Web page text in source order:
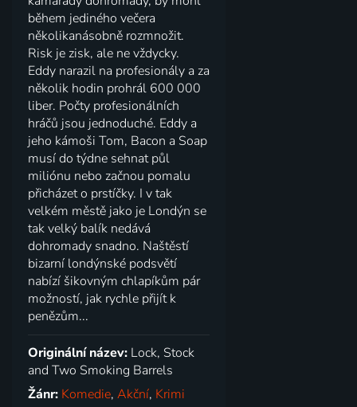
během jediného večera
několikanásobně rozmnožit.
Risk je zisk, ale ne vždycky.
Eddy narazil na profesionály a za
několik hodin prohrál 600 000
liber. Počty profesionálních
hráčů jsou jednoduché. Eddy a
jeho kámoši Tom, Bacon a Soap
musí do týdne sehnat půl
miliónu nebo začnou pomalu
přicházet o prstíčky. I v tak
velkém městě jako je Londýn se
tak velký balík nedává
dohromady snadno. Naštěstí
bizarní londýnské podsvětí
nabízí šikovným chlapíkům pár
možností, jak rychle přijít k
penězům...
Originální název: Lock, Stock
and Two Smoking Barrels
Žánr: Komedie,Akční, Krimi